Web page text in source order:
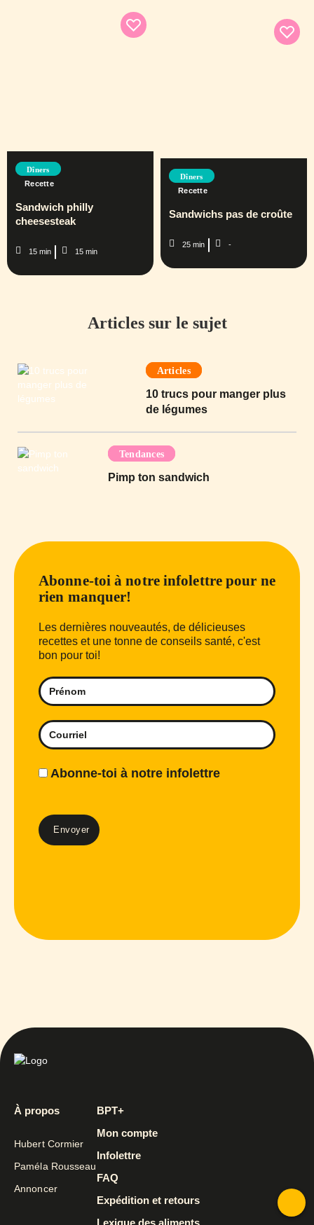
Dîners
Recette
Sandwich philly
cheesesteak
15 min 15 min
Dîners
Recette
Sandwichs pas de croûte
25 min -
Articles sur le sujet
Articles
10 trucs pour manger plus
de légumes
Tendances
Pimp ton sandwich
Abonne-toi à notre infolettre pour ne
rien manquer!
Les dernières nouveautés, de délicieuses
recettes et une tonne de conseils santé, c'est
bon pour toi!
Abonne-toi à notre infolettre
À propos
Hubert Cormier
Paméla Rousseau
Annoncer
BPT+
Mon compte
Infolettre
FAQ
Expédition et retours
Lexique des aliments